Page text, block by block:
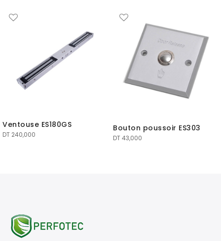
Ventouse ES180GS
DT 240,000
Bouton poussoir ES303
DT43,000